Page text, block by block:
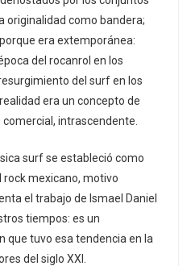
originalidad como bandera;
era extemporánea:
del rocanrol en los
del surf en los
era un concepto de
intrascendente.
surf se estableció como
mexicano, motivo
el trabajo de Ismael Daniel
tiempos: es un
que tuvo esa tendencia en la
del siglo XXI.